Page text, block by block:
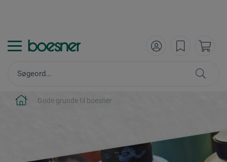
Gode grunde til boesner